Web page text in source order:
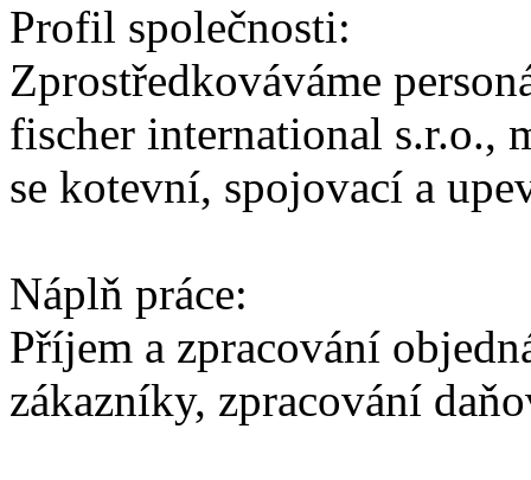
Profil společnosti:
Zprostředkováváme
fischer international s.r.o.,
se kotevní, spojovací a
Náplň práce:
Příjem a zpracování
zákazníky, zpracování